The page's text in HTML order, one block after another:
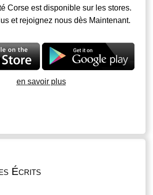
Corse est disponible sur les stores.
et rejoignez nous dès Maintenant.
en savoir plus
Écrits